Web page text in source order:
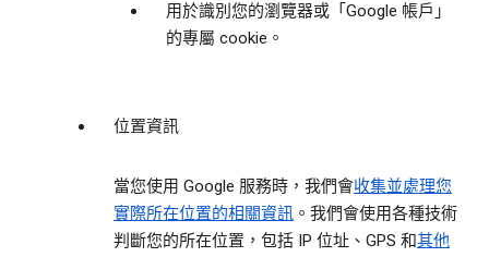
用於識別您的瀏覽器或「Google 帳戶」
的專屬 cookie。
位置資訊
當您使用 Google 服務時，我們會收集並處理您
實際所在位置的相關資訊 。我們會使用各種技術
判斷您的所在位置，包括 IP 位址、GPS 和其他